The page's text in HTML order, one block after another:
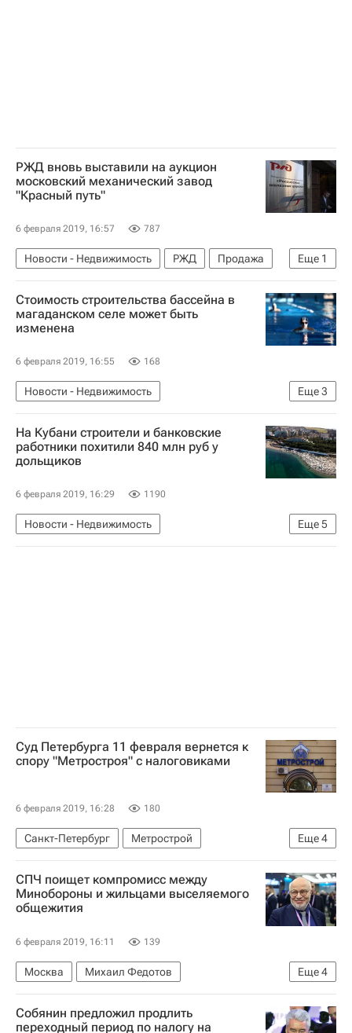
РЖД вновь выставили на аукцион
московский механический завод
"Красный путь"
6 февраля 2019, 16:57 787
Еще 1
Новости - Недвижимость РЖД
Продажа
Завод
Стоимость строительства бассейна в
магаданском селе может быть
изменена
6 февраля 2019, 16:55 168
Еще3
Новости - Недвижимость
Магаданская область
Строительство
Спортивные объекты
На Кубани строители и банковские
работники похитили 840 млн руб у
дольщиков
6 февраля 2019, 16:29 1190
Еще5
Новости - Недвижимость
Краснодарский край
Жилье
Дольщики
Суд Петербурга 11 февраля вернется к
спору "Метростроя" с налоговиками
6 февраля 2019, 16:28 180
Еще4
Санкт-Петербург
Метрострой
Арбитражный суд Санкт-Петербурга и Ленинградской области
Новости - Недвижимость
Суды Арбитраж
СПЧ поищет компромисс между
Минобороны и жильцами выселяемого
общежития
6 февраля 2019, 16:11 139
Еще4
Москва
Михаил Федотов
Совет по правам человека при Президенте РФ (СПЧ)
Министерство обороны РФ (Минобороны РФ)
Собянин предложил продлить
переходный период по налогу на